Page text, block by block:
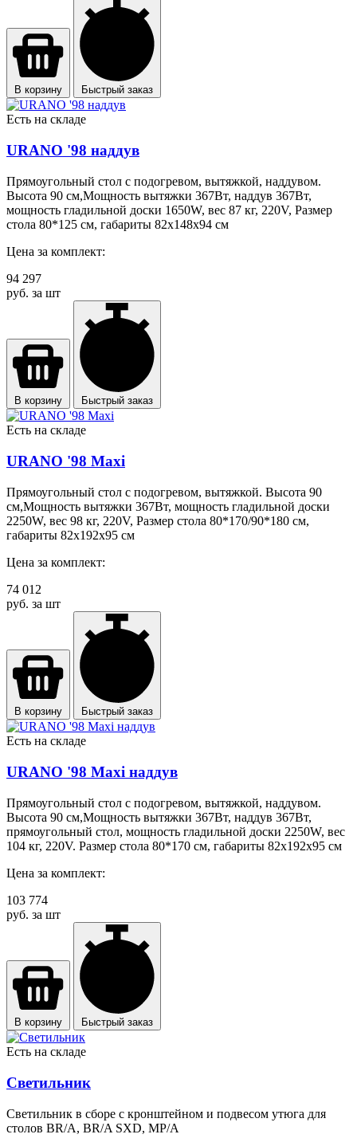
В корзину Быстрый заказ
Есть на складе
URANO '98 наддув
Прямоугольный стол с подогревом, вытяжкой, наддувом.
Высота 90 см,Мощность вытяжки 367Вт, наддув 367Вт,
мощность гладильной доски 1650W, вес 87 кг, 220V, Размер
стола 80*125 см, габариты 82х148х94 см
Цена за комплект:
94 297
руб. за шт
В корзину Быстрый заказ
Есть на складе
URANO '98 Maxi
Прямоугольный стол с подогревом, вытяжкой. Высота 90
см,Мощность вытяжки 367Вт, мощность гладильной доски
2250W, вес 98 кг, 220V, Размер стола 80*170/90*180 см,
габариты 82х192х95 см
Цена за комплект:
74 012
руб. за шт
В корзину Быстрый заказ
Есть на складе
URANO '98 Maxi наддув
Прямоугольный стол с подогревом, вытяжкой, наддувом.
Высота 90 см,Мощность вытяжки 367Вт, наддув 367Вт,
прямоугольный стол, мощность гладильной доски 2250W, вес
104 кг, 220V. Размер стола 80*170 см, габариты 82х192х95 см
Цена за комплект:
103 774
руб. за шт
В корзину Быстрый заказ
Есть на складе
Светильник
Светильник в сборе с кронштейном и подвесом утюга для
столов BR/A, BR/A SXD, MP/A